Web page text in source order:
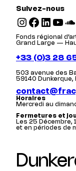
Suivez-nous
Instagram Facebook LinkedIn YouTube SoundCloud
Fonds régional
Grand Large —
+33 (0)3 28
503 avenue des
59140 Dunkerque,
Horaires
Mercredi au
Fermetures et
Les 25 Décembre,
et en périodes de